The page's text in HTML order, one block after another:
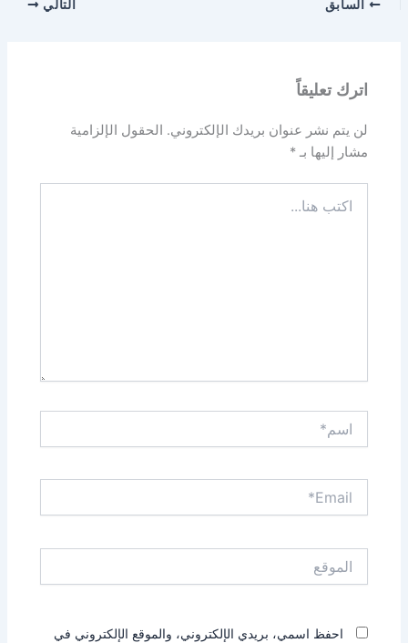
السابق التالي
اترك تعليقاً
لن يتم نشر عنوان بريدك الإلكتروني. الحقول الإلزامية
مشار إليها بـ*
هنا...
احفظ اسمي، بريدي الإلكتروني، والموقع الإلكتروني في